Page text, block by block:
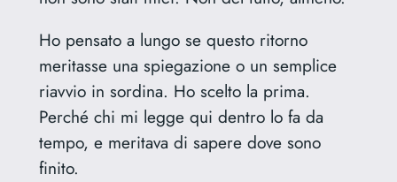
Ho pensato a lungo se questo ritorno
meritasse una spiegazione o un semplice
riavvio in sordina. Ho scelto la prima.
Perché chi mi legge qui dentro lo fa da
tempo, e meritava di sapere dove sono
finito.